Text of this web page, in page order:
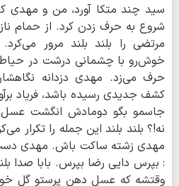
سید چند متکا آورد، من و مهدی
شروع به حرف زدن کرد. از حمام
مرتضی را بلند بلند مرور
خوش‌رو با چشمانی درشت در
حرف می‌زد. مهدی دزدانه
کشف جدیدی رسیده باشد، فریاد
جاسمو بگو دومادش انگشت
نه!؟ بلند بلند این جمله را تکرار
مهدی زشته ساکت باش. مهدی دست
: بپرس دایی رضا بپرس. بابا صدا
وقتشه که عسل دهن پرستو گل